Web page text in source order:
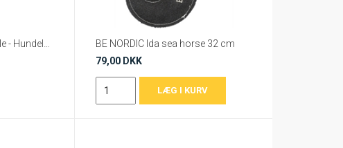
BE NORDIC Ida sea horse 32 cm
79,00 DKK